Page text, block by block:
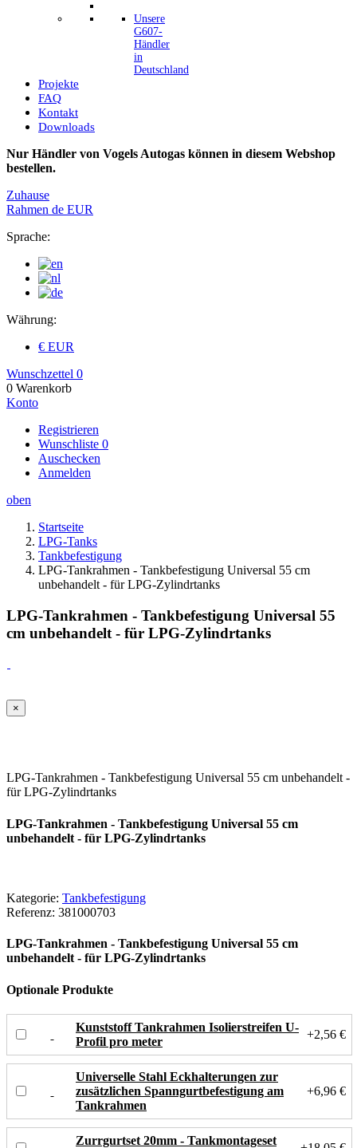
Unsere
G607-
Händler
in
Deutschland
Projekte
FAQ
Kontakt
Downloads
Nur Händler von Vogels Autogas können in diesem Webshop
bestellen.
Zuhause
Rahmen de EUR
Sprache:
Währung:
€ EUR
Wunschzettel 0
0 Warenkorb
Konto
Registrieren
Wunschliste 0
Auschecken
Anmelden
oben
Startseite
LPG-Tanks
Tankbefestigung
LPG-Tankrahmen - Tankbefestigung Universal 55 cm
unbehandelt - für LPG-Zylindrtanks
LPG-Tankrahmen - Tankbefestigung Universal 55
cm unbehandelt - für LPG-Zylindrtanks
×
LPG-Tankrahmen - Tankbefestigung Universal 55 cm unbehandelt -
für LPG-Zylindrtanks
LPG-Tankrahmen - Tankbefestigung Universal 55 cm
unbehandelt - für LPG-Zylindrtanks
Kategorie: Tankbefestigung
Referenz: 381000703
LPG-Tankrahmen - Tankbefestigung Universal 55 cm
unbehandelt - für LPG-Zylindrtanks
Optionale Produkte
Kunststoff Tankrahmen Isolierstreifen U-
Profil pro meter
+2,56 €
Universelle Stahl Eckhalterungen zur
zusätzlichen Spanngurtbefestigung am
Tankrahmen
+6,96 €
Zurrgurtset 20mm - Tankmontageset